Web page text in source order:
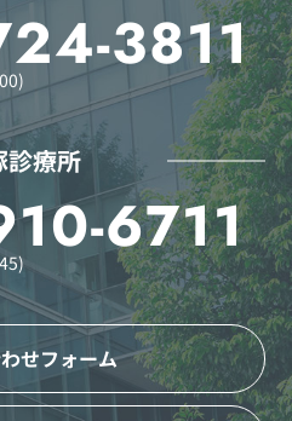
3811
診療所
6711
せフォーム